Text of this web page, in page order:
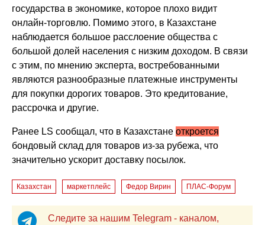
государства в экономике, которое плохо видит
онлайн-торговлю. Помимо этого, в Казахстане
наблюдается большое расслоение общества с
большой долей населения с низким доходом. В связи
с этим, по мнению эксперта, востребованными
являются разнообразные платежные инструменты
для покупки дорогих товаров. Это кредитование,
рассрочка и другие.
Ранее LS сообщал, что в Казахстанеоткроется
бондовый склад для товаров из-за рубежа, что
значительно ускорит доставку посылок.
Казахстан маркетплейс Федор Вирин ПЛАС-Форум
Следите за нашим Telegram - каналом,